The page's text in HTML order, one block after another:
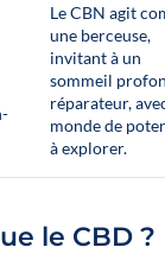
Le CBN agit
une berceuse,
invitant à un
sommeil
réparateur,
monde de
à explorer.
le CBD ?